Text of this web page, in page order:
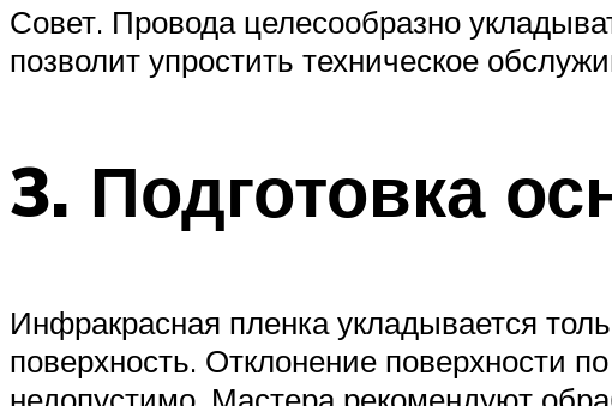
Совет. Провода целесообразно
позволит упростить техническое
3. Подготовка
Инфракрасная пленка укладывается
поверхность. Отклонение поверхности